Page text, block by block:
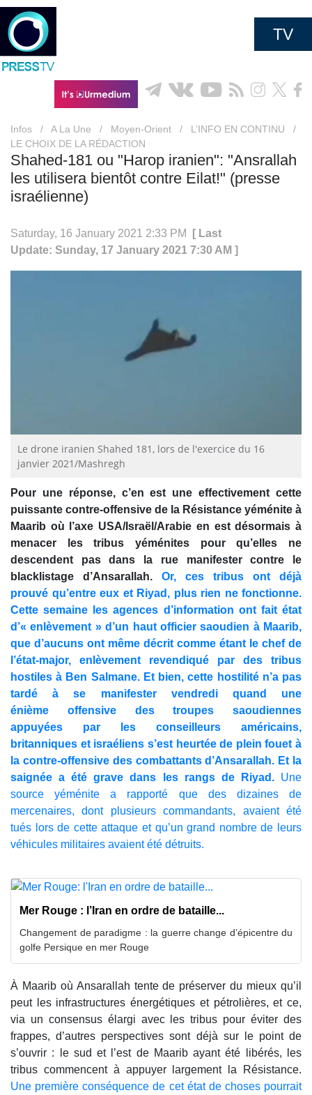
TV
Infos / A La Une / Moyen-Orient / L’INFO EN CONTINU
/
LE CHOIX DE LA RÉDACTION
Shahed-181 ou "Harop iranien": "Ansrallah
les utilisera bientôt contre Eilat!" (presse
israélienne)
Saturday, 16 January 2021 2:33 PM
[ Last
Update: Sunday, 17 January 2021 7:30 AM ]
Le drone iranien Shahed 181, lors de l'exercice du 16
janvier 2021/Mashregh
Pour une réponse, c’en est une effectivement cette
puissante contre-offensive de la Résistance yéménite à
Maarib où l’axe USA/Israël/Arabie en est désormais à
menacer les tribus yéménites pour qu’elles ne
descendent pas dans la rue manifester contre le
blacklistage d’Ansarallah. Or, ces tribus ont déjà
prouvé qu’entre eux et Riyad, plus rien ne fonctionne.
Cette semaine les agences d’information ont fait état
d’« enlèvement » d’un haut officier saoudien à Maarib,
que d’aucuns ont même décrit comme étant le chef de
l’état-major, enlèvement revendiqué par des tribus
hostiles à Ben Salmane. Et bien, cette hostilité n’a pas
tardé à se manifester vendredi quand une
énième offensive des troupes saoudiennes
appuyées par les conseilleurs américains,
britanniques et israéliens s’est heurtée de plein fouet à
la contre-offensive des combattants d’Ansarallah. Et la
saignée a été grave dans les rangs de Riyad. Une
source yéménite a rapporté que des dizaines de
mercenaires, dont plusieurs commandants, avaient été
tués lors de cette attaque et qu’un grand nombre de leurs
véhicules militaires avaient été détruits.
Mer Rouge : l’Iran en ordre de bataille...
Changement de paradigme : la guerre change d’épicentre du
golfe Persique en mer Rouge
À Maarib où Ansarallah tente de préserver du mieux qu’il
peut les infrastructures énergétiques et pétrolières, et ce,
via un consensus élargi avec les tribus pour éviter des
frappes, d’autres perspectives sont déjà sur le point de
s’ouvrir : le sud et l’est de Maarib ayant été libérés, les
tribus commencent à appuyer largement la Résistance.
Une première conséquence de cet état de choses pourrait